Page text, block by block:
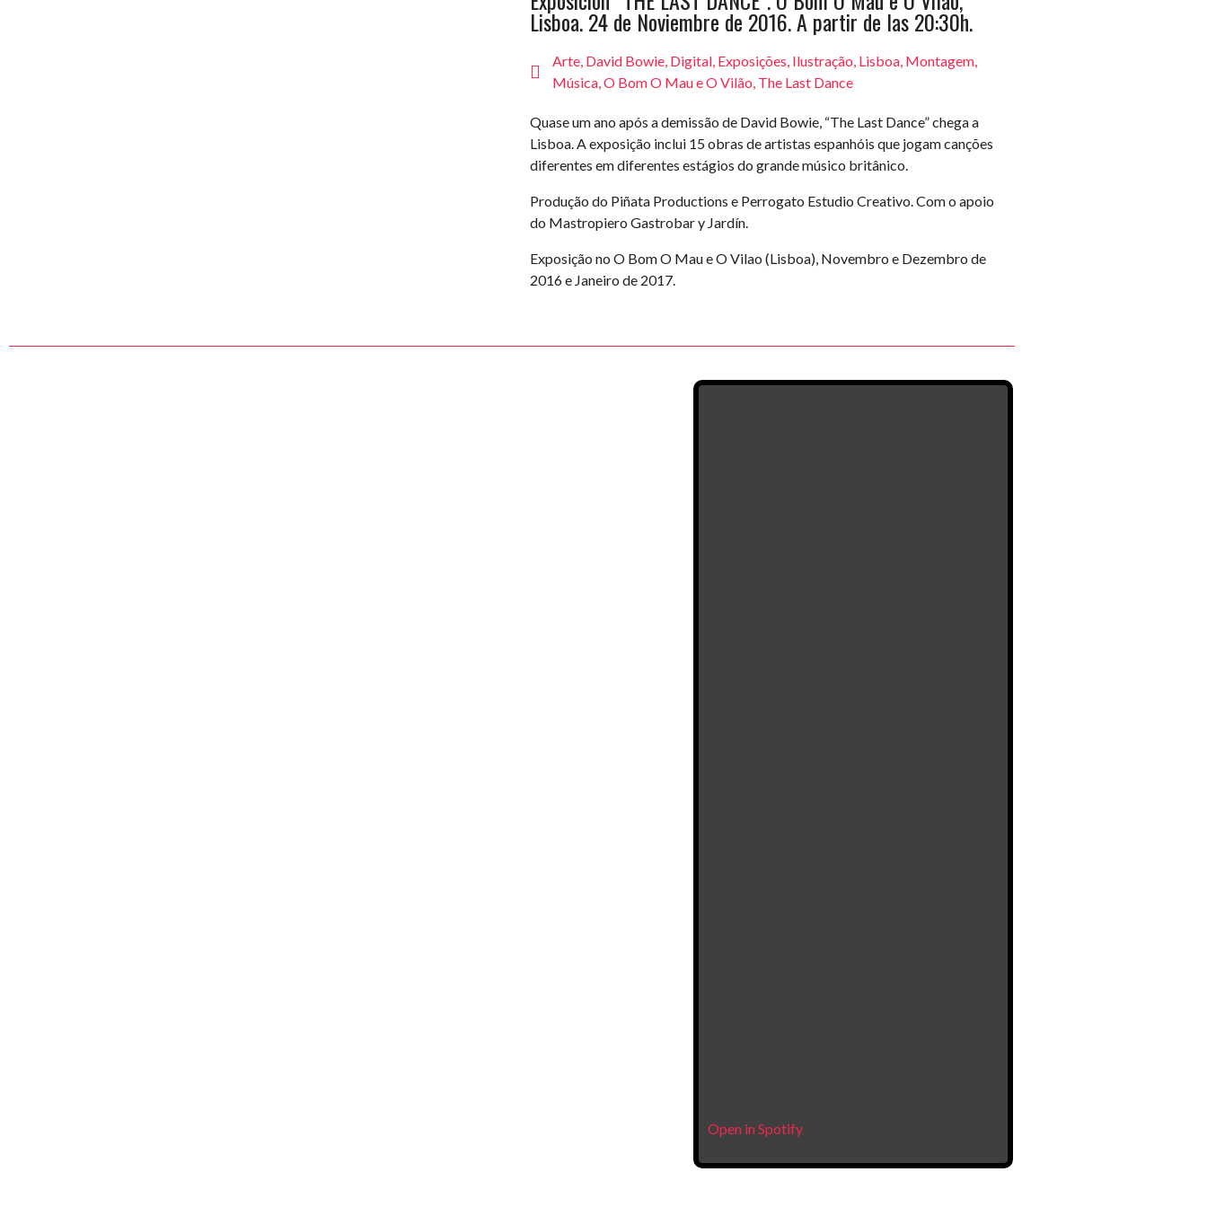
Lisboa. 24 de Noviembre de 2016. A partir de las 20:30h.
Arte, David Bowie, Digital, Exposições, Ilustração, Lisboa, Montagem,
Música,O Bom O Mau e O Vilão, The Last Dance
Quase um ano após a demissão de David Bowie, “The Last Dance” chega a
Lisboa. A exposição inclui 15 obras de artistas espanhóis que jogam canções
diferentes em diferentes estágios do grande músico britânico.
Produção do Piñata Productions e Perrogato Estudio Creativo. Com o apoio
do Mastropiero Gastrobar y Jardín.
Exposição no O Bom O Mau e O Vilao (Lisboa), Novembro e Dezembro de
2016 e Janeiro de 2017.
Open in Spotify